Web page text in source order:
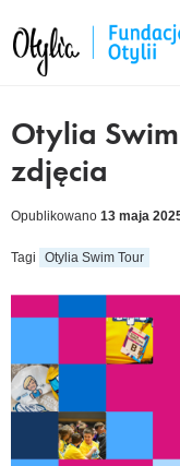
Otylia
zdjęcia
Opublikowano 13 maja
Tagi Otylia Swim Tour